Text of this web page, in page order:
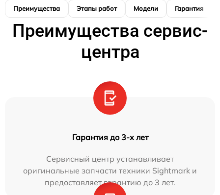
Преимущества Этапы работ Модели Гарантия
Преимущества сервис-
центра
Гарантия до 3-х лет
Сервисный центр устанавливает
оригинальные запчасти техники Sightmark и
предоставляет гарантию до 3 лет.